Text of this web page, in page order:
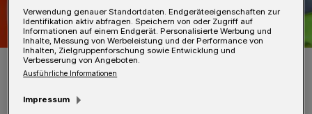
Symbolbild.
Foto: Christoph Petersen
Verwendung genauer Standortdaten. Endgeräteeigenschaften zur
Identifikation aktiv abfragen. Speichern von oder Zugriff auf
Informationen auf einem Endgerät. Personalisierte Werbung und
Inhalte, Messung von Werbeleistung und der Performance von
Inhalten, Zielgruppenforschung sowie Entwicklung und
Verbesserung von Angeboten.
Ausführliche Informationen
Impressum